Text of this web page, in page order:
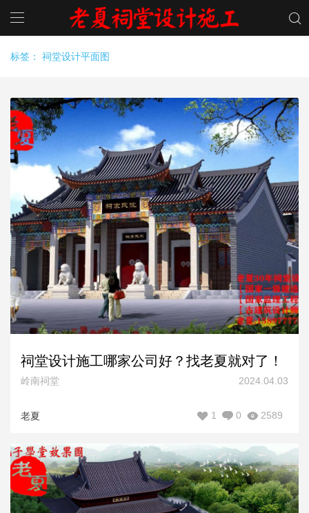
标签： 祠堂设计平面图
祠堂设计施工哪家公司好？找老夏就对了！
岭南祠堂 2024.04.03
老夏 2589
0
1